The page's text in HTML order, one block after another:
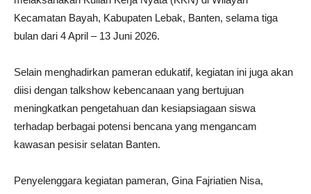
Kecamatan Bayah, Kabupaten Lebak, Banten, selama tiga
bulan dari 4 April – 13 Juni 2026.
Selain menghadirkan pameran edukatif, kegiatan ini juga akan
diisi dengan talkshow kebencanaan yang bertujuan
meningkatkan pengetahuan dan kesiapsiagaan siswa
terhadap berbagai potensi bencana yang mengancam
kawasan pesisir selatan Banten.
Penyelenggara kegiatan pameran, Gina Fajriatien Nisa,